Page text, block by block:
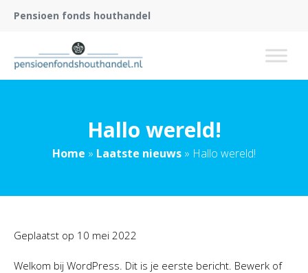
Pensioen fonds houthandel
Hallo wereld!
Home » Laatste nieuws » Hallo wereld!
Geplaatst op 10 mei 2022
Welkom bij WordPress. Dit is je eerste bericht. Bewerk of